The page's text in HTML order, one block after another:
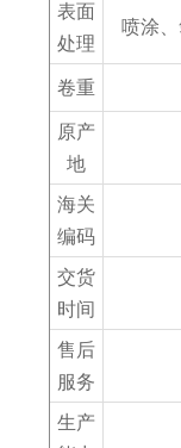
表面
处理
喷涂
卷重
原产
地
海关
编码
交货
时间
售后
服务
生产